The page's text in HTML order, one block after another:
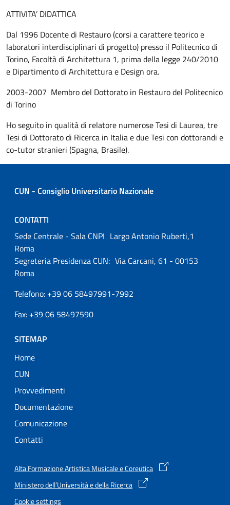
ATTIVITA’ DIDATTICA
Dal 1996 Docente di Restauro (corsi a carattere teorico e
laboratori interdisciplinari di progetto) presso il Politecnico di
Torino, Facoltà di Architettura 1, prima della legge 240/2010
e Dipartimento di Architettura e Design ora.
2003-2007 Membro del Dottorato in Restauro del Politecnico
di Torino
Ho seguito in qualità di relatore numerose Tesi di Laurea, tre
Tesi di Dottorato di Ricerca in Italia e due Tesi con dottorandi e
co-tutor stranieri (Spagna, Brasile).
CUN - Consiglio Universitario Nazionale
CONTATTI
Sede Centrale - Sala CNPI Largo Antonio Ruberti,1
Roma
Segreteria Presidenza CUN: Via Carcani, 61 - 00153
Roma
Telefono: +39 06 58497991-7992
Fax: +39 06 58497590
SITEMAP
Home
CUN
Provvedimenti
Documentazione
Comunicazione
Contatti
Alta Formazione Artistica Musicale e Coreutica
Ministero dell’Università e della Ricerca
Cookie settings